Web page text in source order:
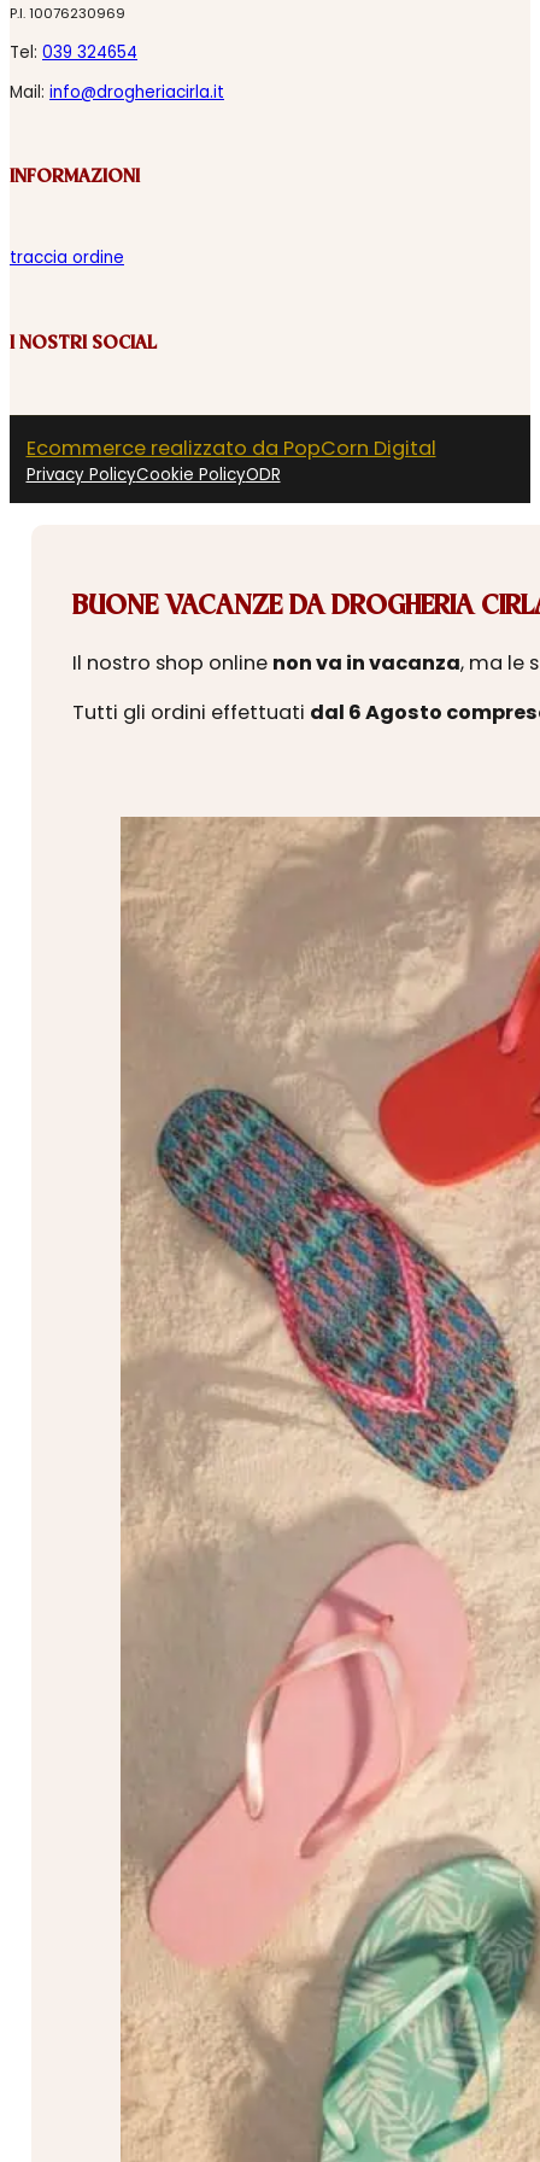
P.I. 10076230969
Tel: 039 324654
Mail: info@drogheriacirla.it
INFORMAZIONI
traccia ordine
I NOSTRI SOCIAL
Ecommerce realizzato da PopCorn Digital
Privacy PolicyCookie PolicyODR
BUONE VACANZE DA DROGHERIA
Il nostro shop online non va in vacanza, ma le
Tutti gli ordini effettuati dal 6 Agosto